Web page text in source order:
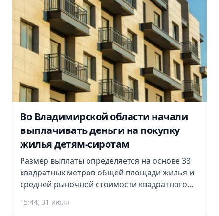
Во Владимирской области начали
выплачивать деньги на покупку
жилья детям-сиротам
Размер выплаты определяется на основе 33
квадратных метров общей площади жилья и
средней рыночной стоимости квадратного...
15:44, 31 июля